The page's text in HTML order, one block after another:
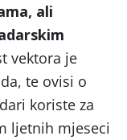
ali
vektora je
te ovisi o
koriste za
ljetnih mjeseci